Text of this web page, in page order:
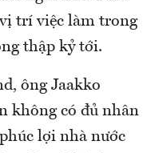
vị trí việc làm trong
thập kỷ tới.
ông Jaakko
không có đủ nhân
lợi nhà nước